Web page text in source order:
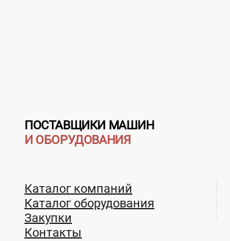
ПОСТАВЩИКИ МАШИН
И ОБОРУДОВАНИЯ
Каталог компаний
Каталог оборудования
Закупки
Контакты